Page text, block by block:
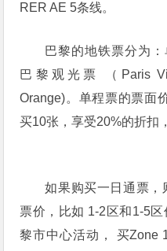
RER AE 5条线。
巴黎的地铁票分为：
巴黎观光票 （Paris
Orange)。单程票的票面
买10张，享受20%的折扣
如果购买一日通票，
票价，比如 1-2区和1-5
黎市中心活动， 买Zone